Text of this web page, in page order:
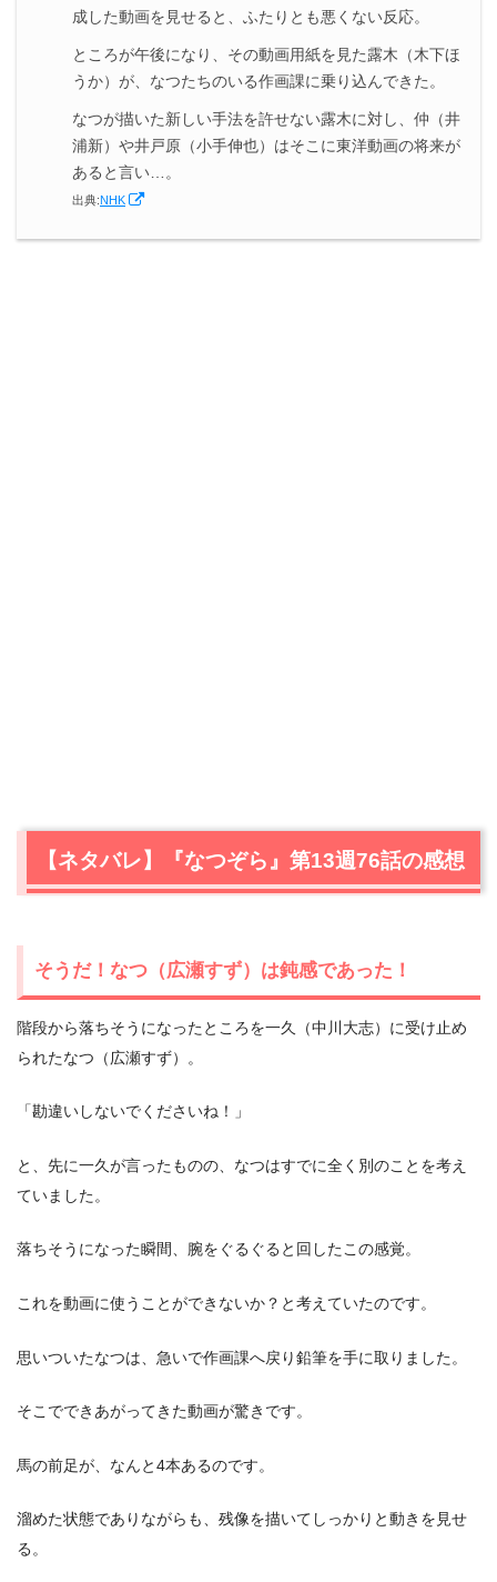
成した動画を見せると、ふたりとも悪くない反応。
ところが午後になり、その動画用紙を見た露木（木下ほ
うか）が、なつたちのいる作画課に乗り込んできた。
なつが描いた新しい手法を許せない露木に対し、仲（井
浦新）や井戸原（小手伸也）はそこに東洋動画の将来が
あると言い…。
出典:NHK
【ネタバレ】『なつぞら』第13週76話の感想
そうだ！なつ（広瀬すず）は鈍感であった！
階段から落ちそうになったところを一久（中川大志）に受け止め
られたなつ（広瀬すず）。
「勘違いしないでくださいね！」
と、先に一久が言ったものの、なつはすでに全く別のことを考え
ていました。
落ちそうになった瞬間、腕をぐるぐると回したこの感覚。
これを動画に使うことができないか？と考えていたのです。
思いついたなつは、急いで作画課へ戻り鉛筆を手に取りました。
そこでできあがってきた動画が驚きです。
馬の前足が、なんと4本あるのです。
溜めた状態でありながらも、残像を描いてしっかりと動きを見せ
る。